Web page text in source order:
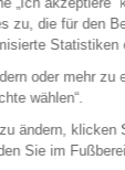
22
Schlüssel
Schlüssel
FAQ